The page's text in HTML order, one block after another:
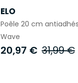
ELO
Poêle 20 cm
Wave
20,97 € 31,99 €